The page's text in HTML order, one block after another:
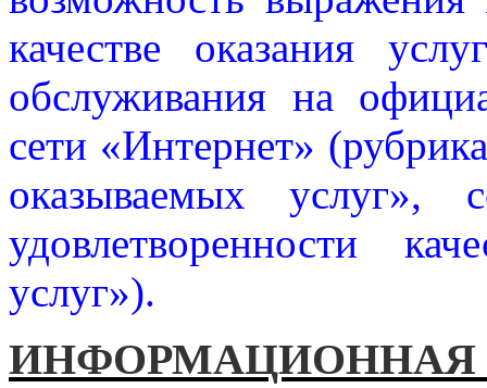
качестве оказания
обслуживания на
сети «Интернет»
оказываемых услуг»,
удовлетворенности
услуг»).
ИНФОРМАЦИОННАЯ